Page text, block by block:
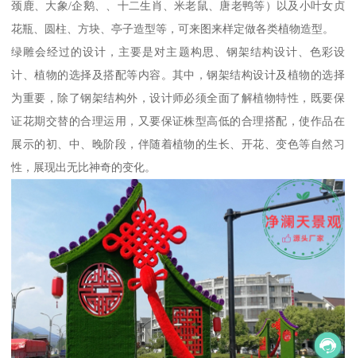
颈鹿、大象/企鹅、、十二生肖、米老鼠、唐老鸭等）以及小叶女贞
花瓶、圆柱、方块、亭子造型等，可来图来样定做各类植物造型。
绿雕会经过的设计，主要是对主题构思、钢架结构设计、色彩设
计、植物的选择及搭配等内容。其中，钢架结构设计及植物的选择
为重要，除了钢架结构外，设计师必须全面了解植物特性，既要保
证花期交替的合理运用，又要保证株型高低的合理搭配，使作品在
展示的初、中、晚阶段，伴随着植物的生长、开花、变色等自然习
性，展现出无比神奇的变化。